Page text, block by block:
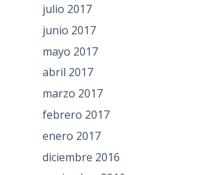
julio 2017
junio 2017
mayo 2017
abril 2017
marzo 2017
febrero 2017
enero 2017
diciembre 2016